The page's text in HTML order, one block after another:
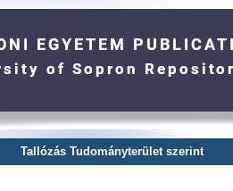
Tallózás Tudományterület szerint